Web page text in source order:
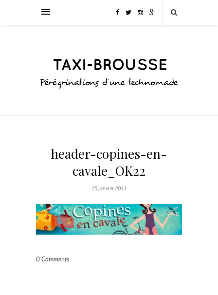
header-copines-en-
cavale_OK22
25 janvier 2011
0 Comments